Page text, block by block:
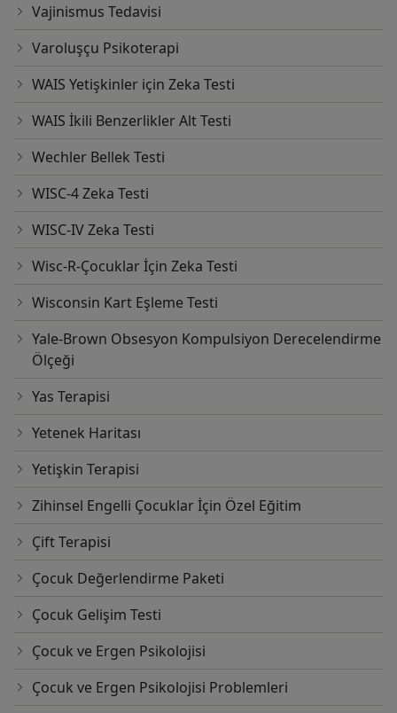
Vajinismus Tedavisi
Varoluşçu Psikoterapi
WAIS Yetişkinler için Zeka Testi
WAIS İkili Benzerlikler Alt Testi
Wechler Bellek Testi
WISC-4 Zeka Testi
WISC-IV Zeka Testi
Wisc-R-Çocuklar İçin Zeka Testi
Wisconsin Kart Eşleme Testi
Yale-Brown Obsesyon Kompulsiyon Derecelendirme
Ölçeği
Yas Terapisi
Yetenek Haritası
Yetişkin Terapisi
Zihinsel Engelli Çocuklar İçin Özel Eğitim
Çift Terapisi
Çocuk Değerlendirme Paketi
Çocuk Gelişim Testi
Çocuk ve Ergen Psikolojisi
Çocuk ve Ergen Psikolojisi Problemleri